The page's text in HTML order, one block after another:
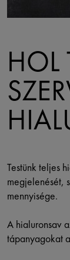
HOL
Testünk teljes
megjelenését,
mennyisége.
A hialuronsav
tápanyagokat